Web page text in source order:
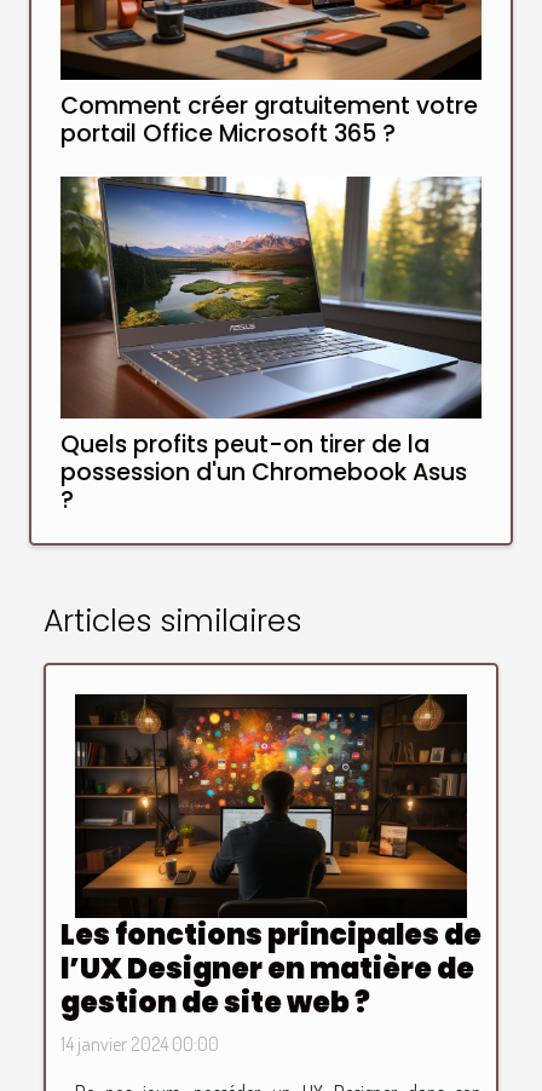
Comment créer gratuitement votre
portail Office Microsoft 365 ?
Quels profits peut-on tirer de la
possession d'un Chromebook Asus
?
Articles similaires
Les fonctions principales de
l’UX Designer en matière de
gestion de site web ?
14 janvier 2024 00:00